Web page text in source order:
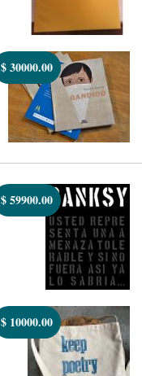
$30000.00
$59900.00
$ 10000.00